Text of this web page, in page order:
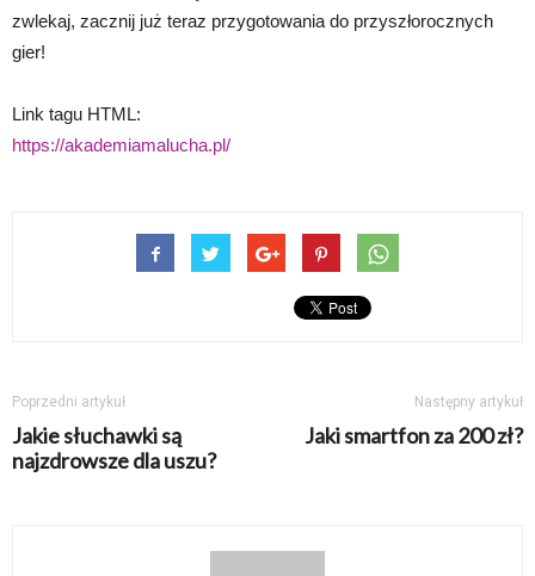
zwlekaj, zacznij już teraz przygotowania do przyszłorocznych
gier!
Link tagu HTML:
https://akademiamalucha.pl/
Poprzedni artykuł
Jakie słuchawki są
najzdrowsze dla uszu?
Następny artykuł
Jaki smartfon za 200 zł?